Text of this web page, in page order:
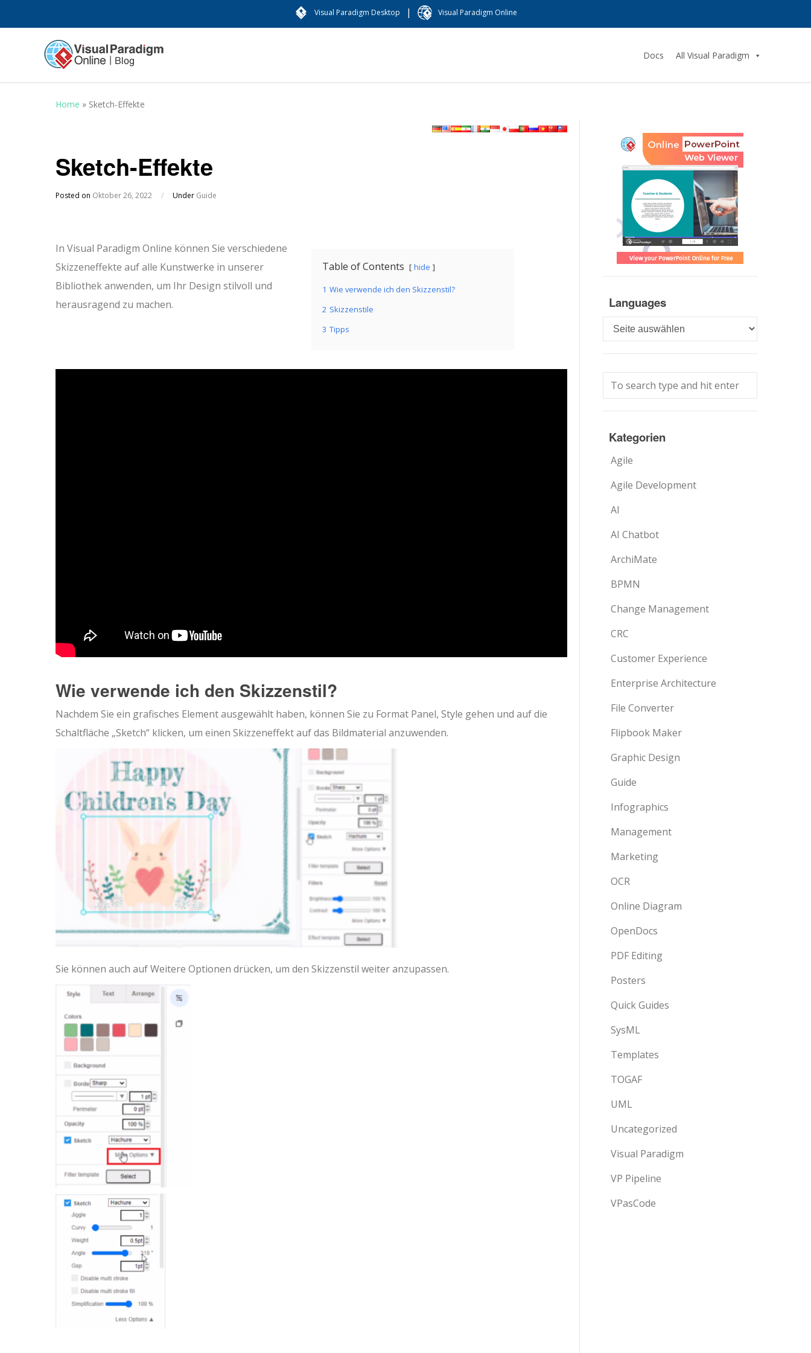
Visual Paradigm Desktop | Visual Paradigm Online
Docs All Visual Paradigm
Home » Sketch-Effekte
Sketch-Effekte
Posted on Oktober 26, 2022 / Under Guide
Table of Contents hide
1 Wie verwende ich den Skizzenstil?
2 Skizzenstile
3 Tipps
In Visual Paradigm Online können Sie verschiedene
Skizzeneffekte auf alle Kunstwerke in unserer
Bibliothek anwenden, um Ihr Design stilvoll und
herausragend zu machen.
Wie verwende ich den Skizzenstil?
Nachdem Sie ein grafisches Element ausgewählt haben, können Sie zu Format Panel, Style gehen und auf die
Schaltfläche „Sketch“ klicken, um einen Skizzeneffekt auf das Bildmaterial anzuwenden.
Sie können auch auf Weitere Optionen drücken, um den Skizzenstil weiter anzupassen.
Languages
Languages
Kategorien
Agile
Agile Development
AI
AI Chatbot
ArchiMate
BPMN
Change Management
CRC
Customer Experience
Enterprise Architecture
File Converter
Flipbook Maker
Graphic Design
Guide
Infographics
Management
Marketing
OCR
Online Diagram
OpenDocs
PDF Editing
Posters
Quick Guides
SysML
Templates
TOGAF
UML
Uncategorized
Visual Paradigm
VP Pipeline
VPasCode